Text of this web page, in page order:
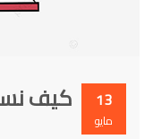
13
مايو
كيف